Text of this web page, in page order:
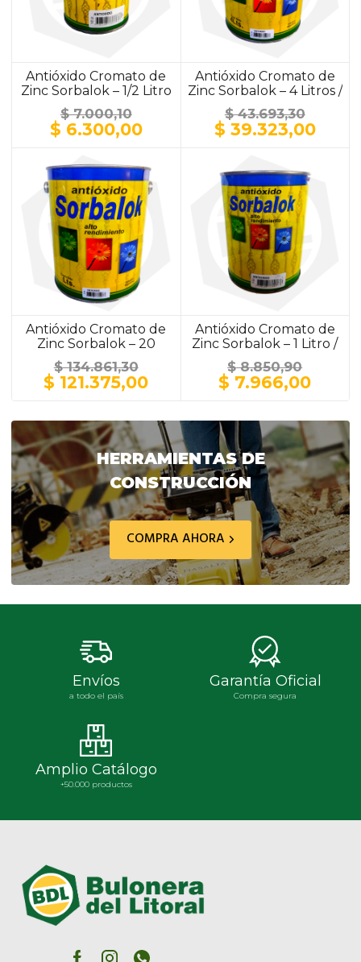
Antióxido Cromato de
Zinc Sorbalok – 1/2 Litro
/ ALUMINIO
$7.000,10
El
precio
original
era:
$ 7.000,10.
$ 6.300,00El
es:
$ 6.300,00.
Antióxido Cromato de
Zinc Sorbalok – 4 Litros /
$43.693,30
El
precio
era:
$ 43.693,30.
$ 39.323,00El
Antióxido Cromato de
Zinc Sorbalok – 20
Litros / GRIS
$134.861,30
El
precio
era:
$ 134.861,30.
$ 121.375,00El
es:
$ 121.375,00.
Antióxido Cromato de
Zinc Sorbalok – 1 Litro /
GRIS
$8.850,90
El
precio
era:
$ 8.850,90.
$ 7.966,00El
es:
$
HERRAMIENTAS DE
CONSTRUCCIÓN
COMPRA AHORA
Envíos
a todo el país
Garantía Oficial
Compra segura
Amplio Catálogo
+50.000 productos